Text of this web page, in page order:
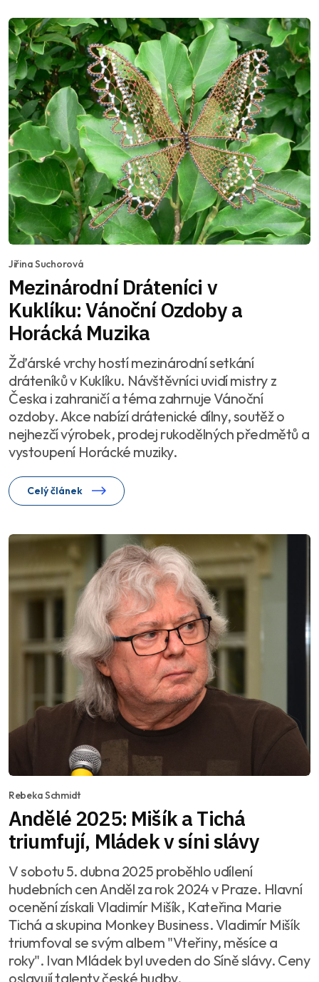
Jiřina Suchorová
Mezinárodní Dráteníci v
Kuklíku: Vánoční Ozdoby a
Horácká Muzika
Žďárské vrchy hostí mezinárodní setkání
dráteníků v Kuklíku. Návštěvníci uvidí mistry z
Česka i zahraničí a téma zahrnuje Vánoční
ozdoby. Akce nabízí drátenické dílny, soutěž o
nejhezčí výrobek, prodej rukodělných předmětů a
vystoupení Horácké muziky.
Celý článek
Rebeka Schmidt
Andělé 2025: Mišík a Tichá
triumfují, Mládek v síni slávy
V sobotu 5. dubna 2025 proběhlo udílení
hudebních cen Anděl za rok 2024 v Praze. Hlavní
ocenění získali Vladimír Mišík, Kateřina Marie
Tichá a skupina Monkey Business. Vladimír Mišík
triumfoval se svým albem "Vteřiny, měsíce a
roky". Ivan Mládek byl uveden do Síně slávy. Ceny
oslavují talenty české hudby.